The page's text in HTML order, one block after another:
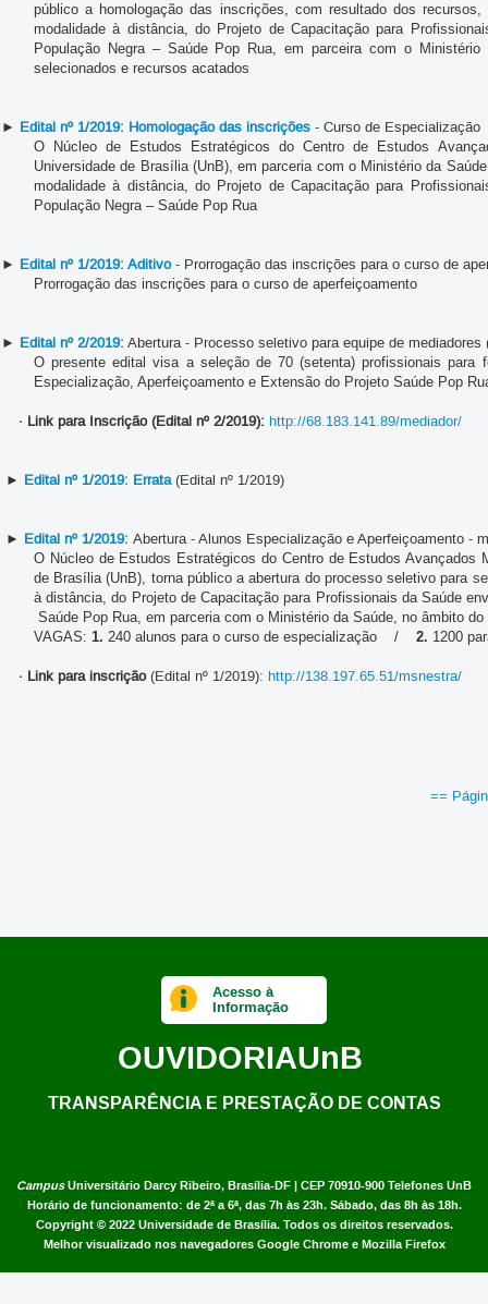
público a homologação das inscrições, com resultado dos
modalidade à distância, do Projeto de Capacitação para
População Negra – Saúde Pop Rua, em parceira com o
selecionados e recursos acatados
► Edital nº 1/2019: Homologação das inscrições - Curso de Especialização
O Núcleo de Estudos Estratégicos do Centro de Estudos
Universidade de Brasília (UnB), em parceria com o Ministério da
modalidade à distância, do Projeto de Capacitação para
População Negra – Saúde Pop Rua
► Edital nº 1/2019: Aditivo- Prorrogação das inscrições para o curso de
Prorrogação das inscrições para o curso de aperfeiçoamento
► Edital nº 2/2019: Abertura - Processo seletivo para equipe de mediadores
O presente edital visa a seleção de 70 (setenta) profissionais para
Especialização, Aperfeiçoamento e Extensão do Projeto Saúde Pop
· Link para Inscrição (Edital nº 2/2019): http://68.183.141.89/mediador/
► Edital nº 1/2019: Errata (Edital nº 1/2019)
► Edital nº 1/2019: Abertura - Alunos Especialização e Aperfeiçoamento -
O Núcleo de Estudos Estratégicos do Centro de Estudos
de Brasília (UnB), torna público a abertura do processo seletivo para
à distância, do Projeto de Capacitação para Profissionais da Saúde
Saúde Pop Rua, em parceria com o Ministério da Saúde, no âmbito
VAGAS: 1. 240 alunos para o curso de especialização / 2. 1200
· Link para inscrição(Edital nº 1/2019): http://138.197.65.51/msnestra/
==
CampusUniversitário Darcy Ribeiro, Brasília-DF | CEP 70910-900 Telefones UnB
Horário de funcionamento: de 2ª a 6ª, das 7h às 23h. Sábado, das 8h às 18h.
Copyright © 2022 Universidade de Brasília. Todos os direitos reservados.
Melhor visualizado nos navegadores Google Chrome e Mozilla Firefox
Acesso à
Informação
OUVIDORIAUnB
TRANSPARÊNCIA E PRESTAÇÃO DE CONTAS